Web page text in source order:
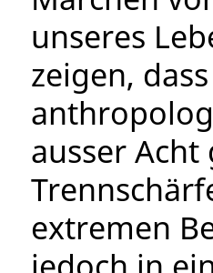
unseres
zeigen,
ausser Acht
extremen